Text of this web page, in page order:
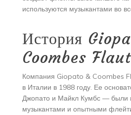
используются музыкантами во
История
Coombes
Компания Giopato & Coombes
в Италии в 1988 году. Ее
Джопато и Майкл Кумбс — были
музыкантами и опытными